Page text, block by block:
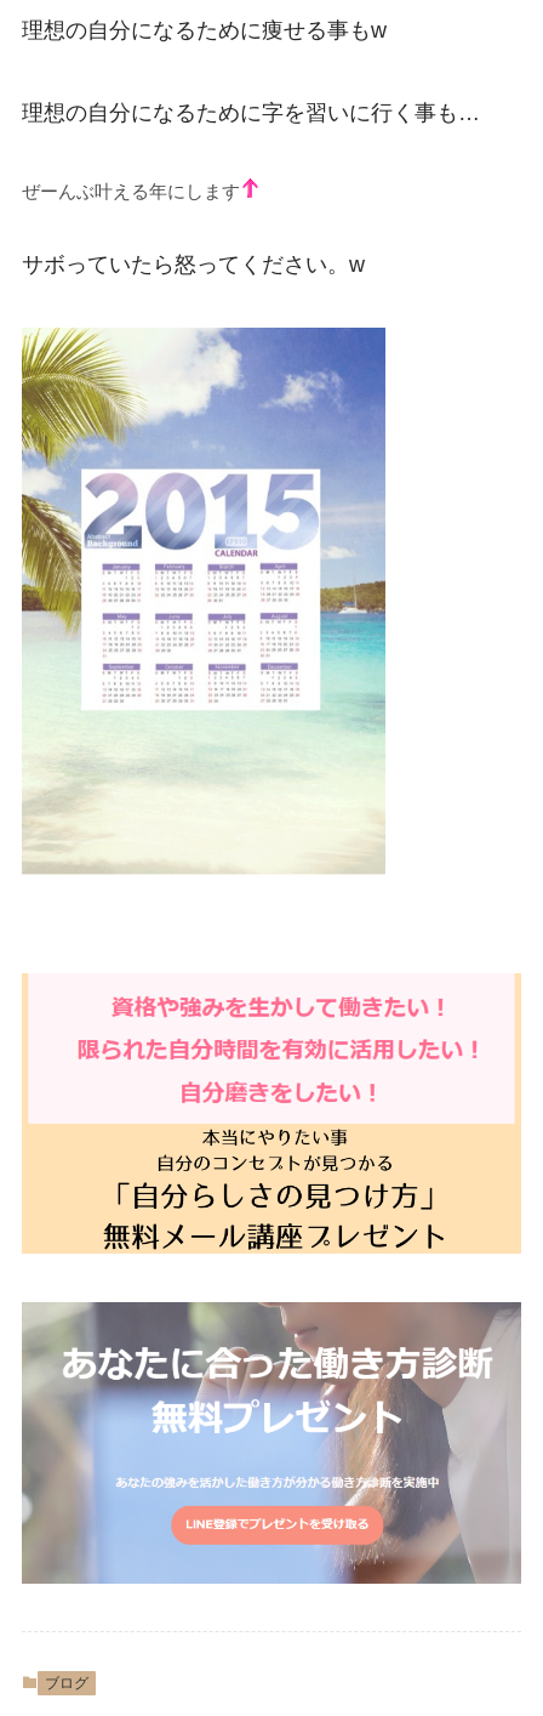
理想の自分になるために痩せる事もw
理想の自分になるために字を習いに行く事も…
ぜーんぶ叶える年にします
サボっていたら怒ってください。w
ブログ